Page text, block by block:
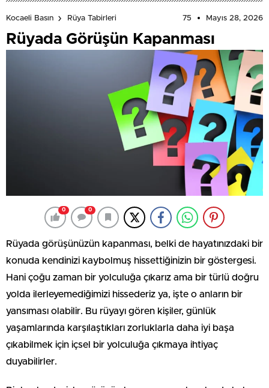
Kocaeli Basın Rüya Tabirleri 75 Mayıs 28, 2026
Rüyada Görüşün Kapanması
0 0
Rüyada görüşünüzün kapanması, belki de hayatınızdaki bir
konuda kendinizi kaybolmuş hissettiğinizin bir göstergesi.
Hani çoğu zaman bir yolculuğa çıkarız ama bir türlü doğru
yolda ilerleyemediğimizi hissederiz ya, işte o anların bir
yansıması olabilir. Bu rüyayı gören kişiler, günlük
yaşamlarında karşılaştıkları zorluklarla daha iyi başa
çıkabilmek için içsel bir yolculuğa çıkmaya ihtiyaç
duyabilirler.